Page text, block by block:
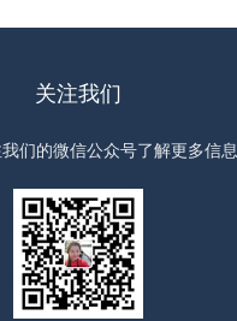
关注我们
们的微信公众号了解更多信息